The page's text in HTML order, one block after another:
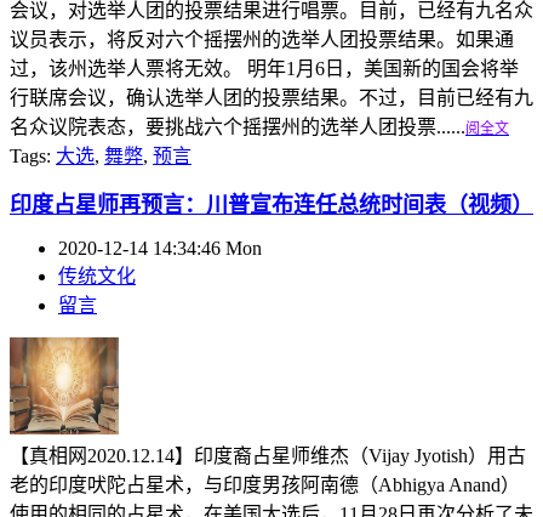
会议，对选举人团的投票结果进行唱票。目前，已经有九名众
议员表示，将反对六个摇摆州的选举人团投票结果。如果通
过，该州选举人票将无效。 明年1月6日，美国新的国会将举
行联席会议，确认选举人团的投票结果。不过，目前已经有九
名众议院表态，要挑战六个摇摆州的选举人团投票......阅全文
Tags: 大选, 舞弊, 预言
印度占星师再预言：川普宣布连任总统时间表（视频）
2020-12-14 14:34:46 Mon
传统文化
留言
【真相网2020.12.14】印度裔占星师维杰（Vijay Jyotish）用古
老的印度吠陀占星术，与印度男孩阿南德（Abhigya Anand）